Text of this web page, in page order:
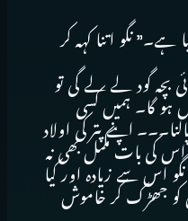
نگو اتنا کہہ کر
بچہ گود لے لے گی تو
ہو گا۔ ہمیں کسی
اپنے پتر کی اولاد
اس کی بات مکمل بھی نہ
اس سے زیادہ اور کیا
کو جھڑک کر خاموش